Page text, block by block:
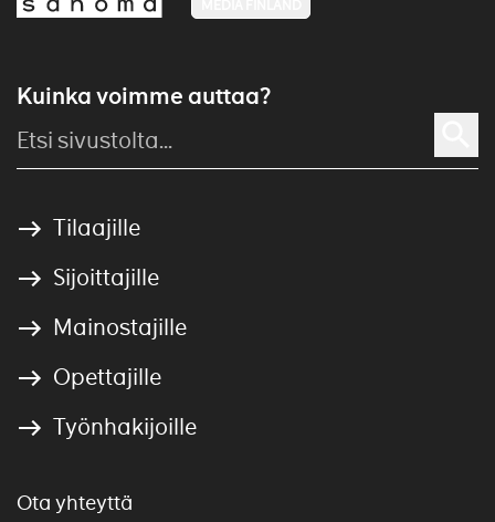
Kuinka voimme auttaa?
Tilaajille
Sijoittajille
Mainostajille
Opettajille
Työnhakijoille
Ota yhteyttä